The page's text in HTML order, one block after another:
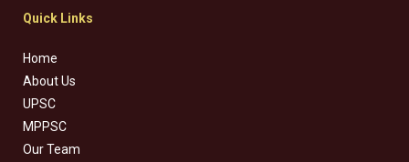
Quick Links
Home
About Us
UPSC
MPPSC
Our Team